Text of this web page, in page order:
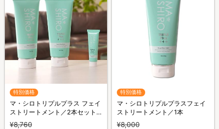
特別価格
マ・シロトリプルプラス フェイ
ストリートメント／2本セット
(ミニマ・シロトリプルプラス
¥8,760
特別価格
マ・シロトリプルプラスフェイ
ストリートメント／1本
¥8,000